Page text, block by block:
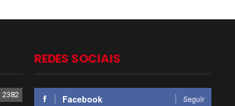
2382
REDES SOCIAIS
Facebook Seguir